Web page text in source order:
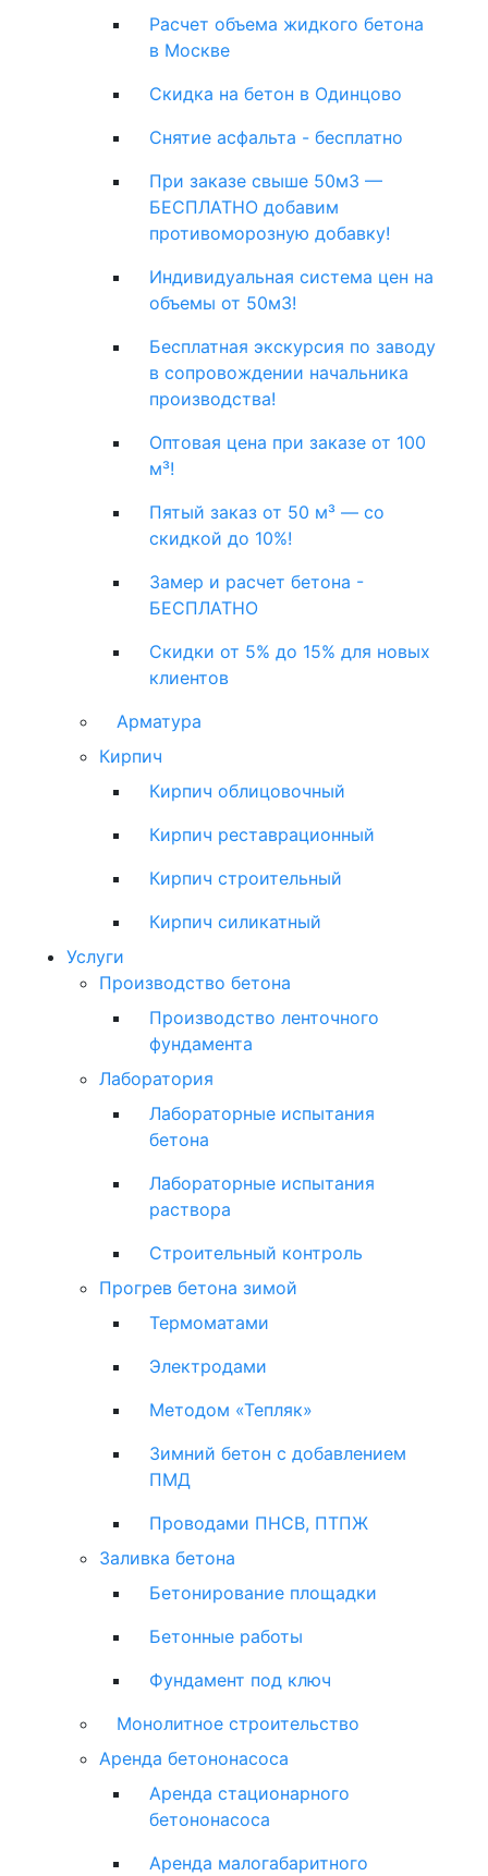
Расчет объема жидкого бетона
в Москве
Скидка на бетон в Одинцово
Снятие асфальта - бесплатно
При заказе свыше 50м3 —
БЕСПЛАТНО добавим
противоморозную добавку!
Индивидуальная система цен на
объемы от 50м3!
Бесплатная экскурсия по заводу
в сопровождении начальника
производства!
Оптовая цена при заказе от 100
м³!
Пятый заказ от 50 м³ — со
скидкой до 10%!
Замер и расчет бетона -
БЕСПЛАТНО
Скидки от 5% до 15% для новых
клиентов
Арматура
Кирпич
Кирпич облицовочный
Кирпич реставрационный
Кирпич строительный
Кирпич силикатный
Услуги
Производство бетона
Производство ленточного
фундамента
Лаборатория
Лабораторные испытания
бетона
Лабораторные испытания
раствора
Строительный контроль
Прогрев бетона зимой
Термоматами
Электродами
Методом «Тепляк»
Зимний бетон с добавлением
ПМД
Проводами ПНСВ, ПТПЖ
Заливка бетона
Бетонирование площадки
Бетонные работы
Фундамент под ключ
Монолитное строительство
Аренда бетононасоса
Аренда стационарного
бетононасоса
Аренда малогабаритного